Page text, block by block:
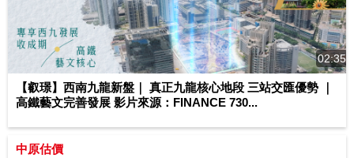
02:35
【叡璟】西南九龍新盤｜ 真正九龍核心地段 三站交匯優勢 ｜
高鐵藝文完善發展 影片來源：FINANCE 730...
中原估價